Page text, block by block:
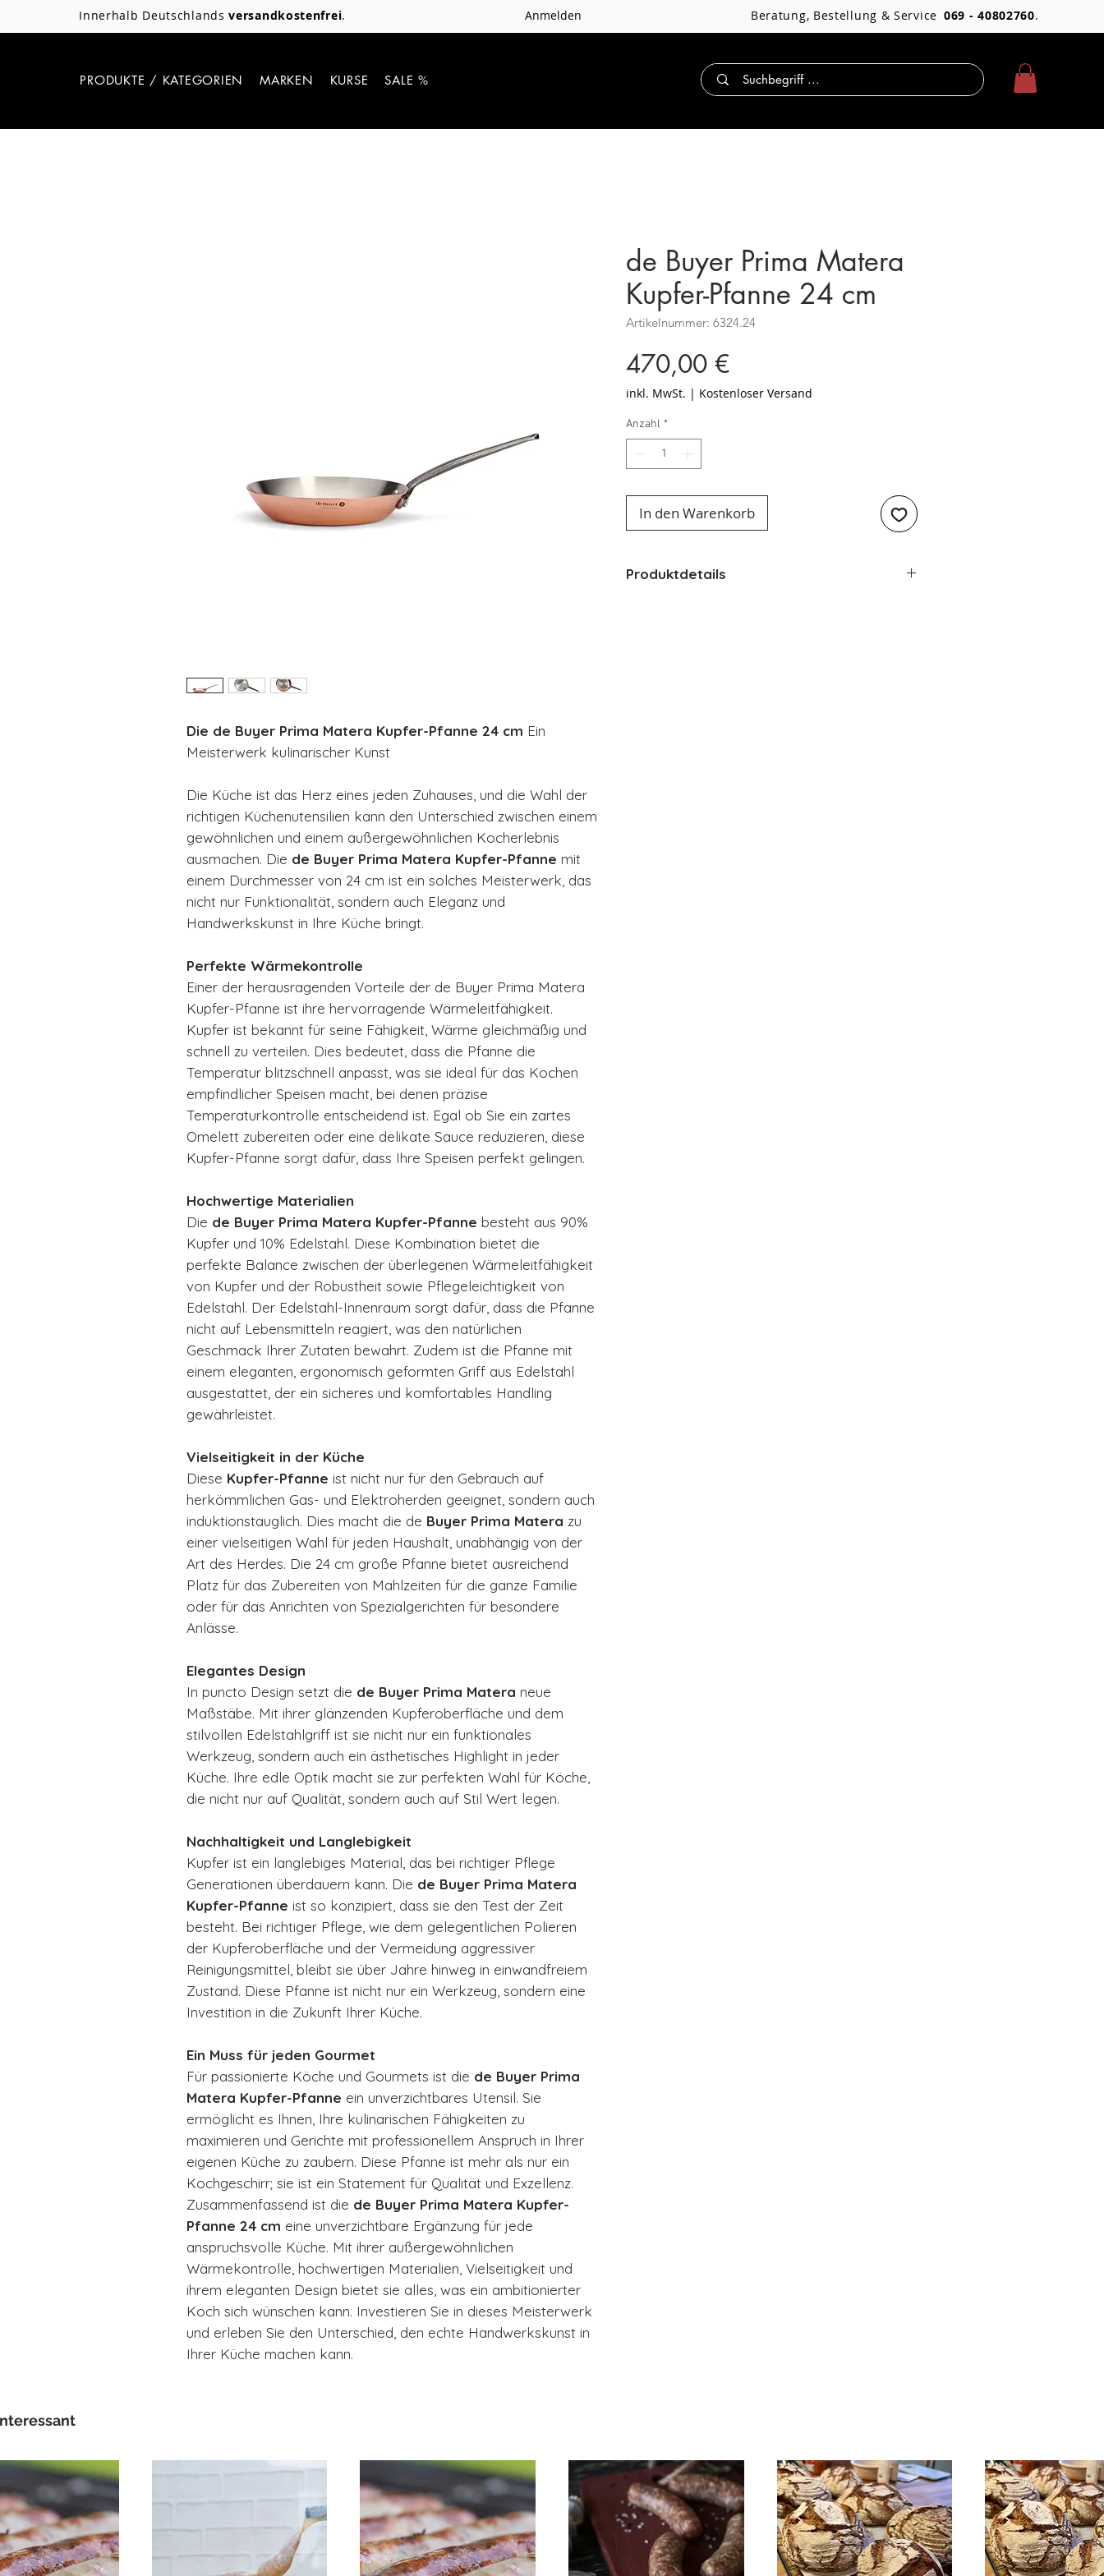
Innerhalb Deutschlandsversandkostenfrei. Anmelden Beratung, Bestellung & Service 069 - 40802760.
PRODUKTE / KATEGORIEN MARKEN KURSE SALE %
Die de Buyer Prima Matera Kupfer-Pfanne 24 cm Ein
Meisterwerk kulinarischer Kunst
Die Küche ist das Herz eines jeden Zuhauses, und die Wahl der
richtigen Küchenutensilien kann den Unterschied zwischen einem
gewöhnlichen und einem außergewöhnlichen Kocherlebnis
ausmachen. Die de Buyer Prima Matera Kupfer-Pfanne mit
einem Durchmesser von 24 cm ist ein solches Meisterwerk, das
nicht nur Funktionalität, sondern auch Eleganz und
Handwerkskunst in Ihre Küche bringt.
Perfekte Wärmekontrolle
Einer der herausragenden Vorteile der de Buyer Prima Matera
Kupfer-Pfanne ist ihre hervorragende Wärmeleitfähigkeit.
Kupfer ist bekannt für seine Fähigkeit, Wärme gleichmäßig und
schnell zu verteilen. Dies bedeutet, dass die Pfanne die
Temperatur blitzschnell anpasst, was sie ideal für das Kochen
empfindlicher Speisen macht, bei denen präzise
Temperaturkontrolle entscheidend ist. Egal ob Sie ein zartes
Omelett zubereiten oder eine delikate Sauce reduzieren, diese
Kupfer-Pfanne sorgt dafür, dass Ihre Speisen perfekt gelingen.
Hochwertige Materialien
Die de Buyer Prima Matera Kupfer-Pfanne besteht aus 90%
Kupfer und 10% Edelstahl. Diese Kombination bietet die
perfekte Balance zwischen der überlegenen Wärmeleitfähigkeit
von Kupfer und der Robustheit sowie Pflegeleichtigkeit von
Edelstahl. Der Edelstahl-Innenraum sorgt dafür, dass die Pfanne
nicht auf Lebensmitteln reagiert, was den natürlichen
Geschmack Ihrer Zutaten bewahrt. Zudem ist die Pfanne mit
einem eleganten, ergonomisch geformten Griff aus Edelstahl
ausgestattet, der ein sicheres und komfortables Handling
gewährleistet.
Vielseitigkeit in der Küche
Diese Kupfer-Pfanne ist nicht nur für den Gebrauch auf
herkömmlichen Gas- und Elektroherden geeignet, sondern auch
induktionstauglich. Dies macht die de Buyer Prima Matera zu
einer vielseitigen Wahl für jeden Haushalt, unabhängig von der
Art des Herdes. Die 24 cm große Pfanne bietet ausreichend
Platz für das Zubereiten von Mahlzeiten für die ganze Familie
oder für das Anrichten von Spezialgerichten für besondere
Anlässe.
Elegantes Design
In puncto Design setzt die de Buyer Prima Matera neue
Maßstäbe. Mit ihrer glänzenden Kupferoberfläche und dem
stilvollen Edelstahlgriff ist sie nicht nur ein funktionales
Werkzeug, sondern auch ein ästhetisches Highlight in jeder
Küche. Ihre edle Optik macht sie zur perfekten Wahl für Köche,
die nicht nur auf Qualität, sondern auch auf Stil Wert legen.
Nachhaltigkeit und Langlebigkeit
Kupfer ist ein langlebiges Material, das bei richtiger Pflege
Generationen überdauern kann. Die de Buyer Prima Matera
Kupfer-Pfanne ist so konzipiert, dass sie den Test der Zeit
besteht. Bei richtiger Pflege, wie dem gelegentlichen Polieren
der Kupferoberfläche und der Vermeidung aggressiver
Reinigungsmittel, bleibt sie über Jahre hinweg in einwandfreiem
Zustand. Diese Pfanne ist nicht nur ein Werkzeug, sondern eine
Investition in die Zukunft Ihrer Küche.
Ein Muss für jeden Gourmet
Für passionierte Köche und Gourmets ist die de Buyer Prima
Matera Kupfer-Pfanne ein unverzichtbares Utensil. Sie
ermöglicht es Ihnen, Ihre kulinarischen Fähigkeiten zu
maximieren und Gerichte mit professionellem Anspruch in Ihrer
eigenen Küche zu zaubern. Diese Pfanne ist mehr als nur ein
Kochgeschirr; sie ist ein Statement für Qualität und Exzellenz.
Zusammenfassend ist die de Buyer Prima Matera Kupfer-
Pfanne 24 cm eine unverzichtbare Ergänzung für jede
anspruchsvolle Küche. Mit ihrer außergewöhnlichen
Wärmekontrolle, hochwertigen Materialien, Vielseitigkeit und
ihrem eleganten Design bietet sie alles, was ein ambitionierter
Koch sich wünschen kann. Investieren Sie in dieses Meisterwerk
und erleben Sie den Unterschied, den echte Handwerkskunst in
Ihrer Küche machen kann.
de Buyer Prima Matera
Kupfer-Pfanne 24 cm
Artikelnummer: 6324.24
470,00 €Preis
inkl. MwSt. | Kostenloser Versand
Anzahl *
In den Warenkorb
Produktdetails